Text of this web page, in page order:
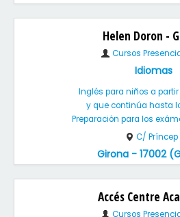
Helen Doron -
Cursos
Idiomas
Inglés para niños a
y que continúa hasta
Preparación para los
C/ Príncep
Girona - 17002
Accés Centre
Cursos